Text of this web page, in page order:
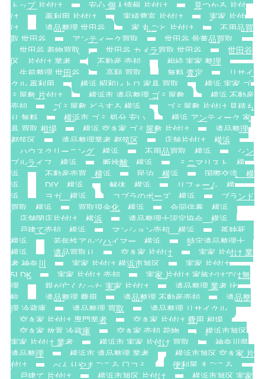
トップ 片付け
安心 個人情報 片付け
見つかる 片付
け
再利用 片付け 実績豊富 片付け
実家 片付
け
遺品整理 世田谷 家 丸ごと 片付け
不用品買
取 世田谷
アンティーク買取
世田谷 骨董品買取
世田谷 着物買取
世田谷 カメラ買取 世田谷
世田谷
区 片付け 業者
不動産 売却
相続 実家 整理
生前整理 世田谷
高額 買取 無料 査定
リサイ
クル 再利用
横浜 昭和レトロ 家具 買取
横浜 実家 ゴ
ミ屋敷 片付け
横浜市 遺品整理 ゴミ屋敷
横浜 不動産
売却
ゴミ屋敷 どうする 横浜
ゴミ屋敷 片付け 見積も
り 無料
横浜市 ゴミ 処分 安い
横浜 アンティーク 家
具 買取 相場
横浜 空き家 ゴミ屋敷 片付け
遺品整理
都筑区
遺品整理業者 都筑区
店舗片付け 横浜
ハウスクリーニング 横浜
不用品買取 横浜
シン
プルライフ 横浜
断捨離 横浜
ミニマリスト 横
浜
不動産売買 横浜 民泊 横浜
国際交流 横
浜
DIY 横浜 解体 横浜
リフォーム 横
浜
ヨガ 横浜 コブラのポーズ 横浜
ブランド
買取 横浜
買取現金化 横浜
合同供養 横浜
店舗閉店片付け 横浜
遺品整理士認定協会 横浜
戸建て売却 横浜
マンション売却 横浜
孤独死
横浜
若年性アルツハイマー 横浜
特定遺品整理士
横浜
遺品買取り 空き家 片付け
実家 片付け 業
者 神奈川
実家 片付け 横浜市旭区
実家 片付け
5LDK
実家 片付け 売却
実家 片付け 家族だけでは無
理
親が亡くなった 実家 片付け
遺品整理 業者 比
較
遺品整理 費用 遺品整理 不動産売却
遺品整
理 冷蔵庫
遺品整理 買取
遺品整理 リサイクル
空き家 片付け 専門業者
空き家 片付け 費用 相場
空き家 放置 冷蔵庫
空き家 売却 荷物
横浜市旭区
実家 片付け 業者
横浜市 実家 片付け 買取
神奈川県
遺品整理
横浜市 遺品整理 業者
横浜市旭区 空き家 片
付け
べんりやまごころ 口コミ
便利屋 まごころ
戸建て 片付け
横浜市旭区 片付け 横浜市旭区 実家